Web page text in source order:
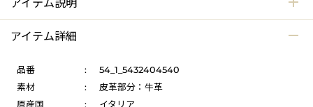
アイテム説明
アイテム詳細
品番 :
54_1_5432404540
素材
:
皮革部分：牛革
原産国
:
イタリア